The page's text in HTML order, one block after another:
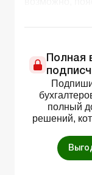
Полная
полный
решений,